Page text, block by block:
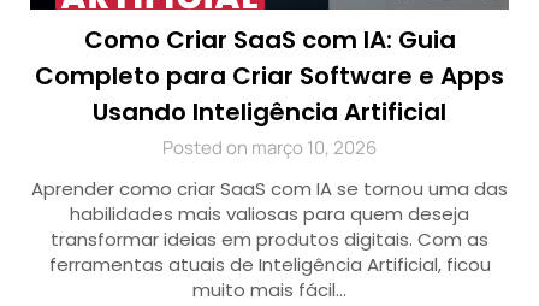
Como Criar SaaS com IA: Guia
Completo para Criar Software e Apps
Usando Inteligência Artificial
Posted on março 10, 2026
Aprender como criar SaaS com IA se tornou uma das
habilidades mais valiosas para quem deseja
transformar ideias em produtos digitais. Com as
ferramentas atuais de Inteligência Artificial, ficou
muito mais fácil…